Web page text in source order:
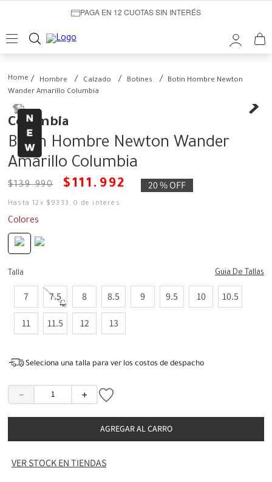
PAGA EN 12 CUOTAS SIN INTERÉS
Hombre Calzado Botines
Botín Hombre Newton
Wander Amarillo Columbia
Columbia
Botín Hombre Newton Wander
Amarillo Columbia
$139.990 $111 . 992 20 %OFF
Hasta12 x $ 9333 ,0 de interés
Colores
Talla Guia De Tallas
7 7.5 8 8.5 9 9.5 10 10.5
11 11.5 12 13
Seleciona una talla para ver los costos de despacho
＋
－
AGREGAR AL CARRO
VER STOCK EN TIENDAS